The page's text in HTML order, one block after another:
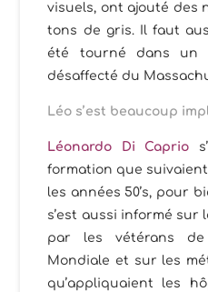
visuels, ont ajouté des
tons de gris. Il faut
été tourné dans un
désaffecté du
Léo s’est beaucoup
Léonardo Di Caprio
formation que
les années 50’s, pour
s’est aussi informé sur
par les vétérans de
Mondiale et sur les
qu’appliquaient les